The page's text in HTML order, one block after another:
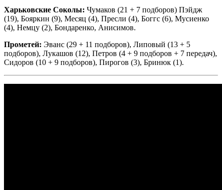
Харьковские Соколы: Чумаков (21 + 7 подборов) Пэйдж
(19), Бояркин (9), Месяц (4), Пресли (4), Боггс (6), Мусиенко
(4), Немцу (2), Бондаренко, Анисимов.
Прометей: Эванс (29 + 11 подборов), Липовый (13 + 5
подборов), Лукашов (12), Петров (4 + 9 подборов + 7 передач),
Сидоров (10 + 9 подборов), Пирогов (3), Бринюк (1).